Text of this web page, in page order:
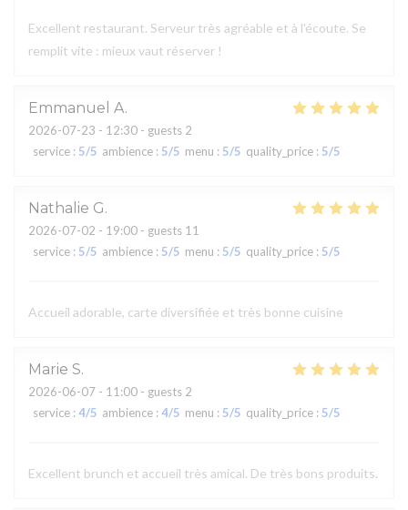
Excellent restaurant. Serveur très agréable et à l'écoute. Se
remplit vite : mieux vaut réserver !
Emmanuel A
2026-07-23 - 12:30 - guests 2
service : 5/5 ambience : 5/5 menu : 5/5 quality_price : 5/5
Nathalie G
2026-07-02 - 19:00 - guests 11
service : 5/5 ambience : 5/5 menu : 5/5 quality_price : 5/5
Accueil adorable, carte diversifiée et très bonne cuisine
Marie S
2026-06-07 - 11:00 - guests 2
service : 4/5 ambience : 4/5 menu : 5/5 quality_price : 5/5
Excellent brunch et accueil très amical. De très bons produits.